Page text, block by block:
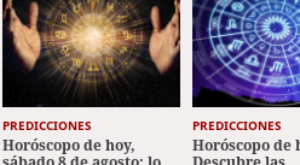
PREDICCIONES
Horóscopo de hoy,
PREDICCIONES
Horóscopo de